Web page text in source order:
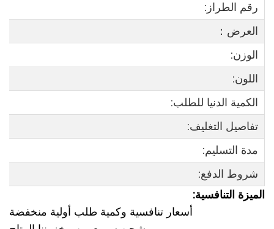
رقم الطراز:
العرض：
الوزن:
اللون:
الكمية الدنيا للطلب:
تفاصيل التغليف:
مدة التسليم:
شروط الدفع:
الميزة التنافسية:
أسعار تنافسية وكمية طلب أولية منخفضة